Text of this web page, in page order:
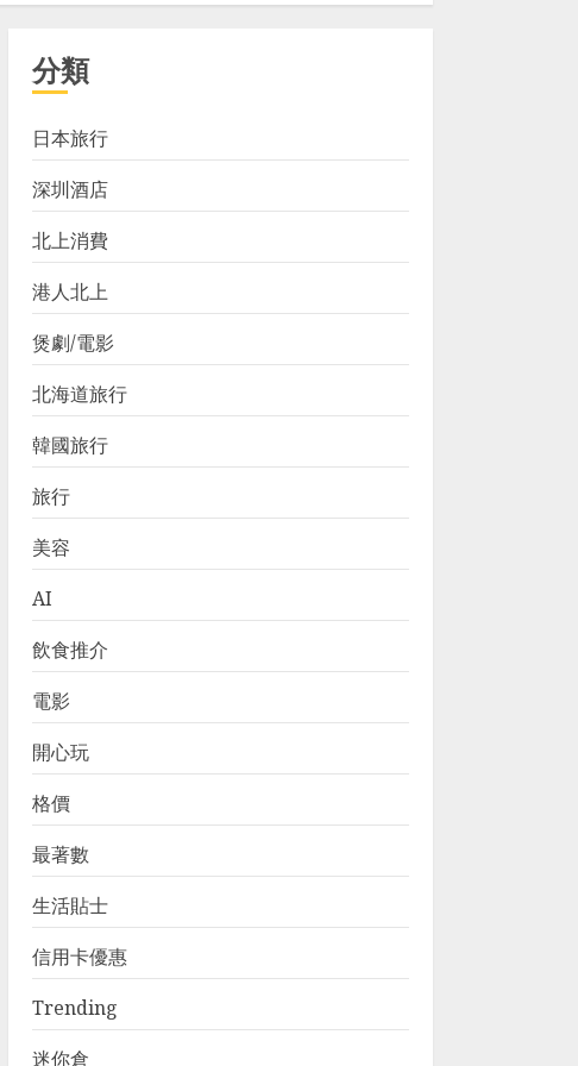
分類
日本旅行
深圳酒店
北上消費
港人北上
煲劇/電影
北海道旅行
韓國旅行
旅行
美容
AI
飲食推介
電影
開心玩
格價
最著數
生活貼士
信用卡優惠
Trending
迷你倉